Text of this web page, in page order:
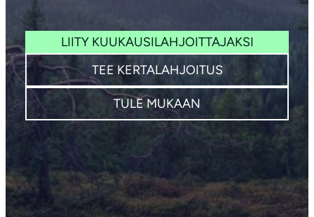
LIITY KUUKAUSILAHJOITTAJAKSI
TEE KERTALAHJOITUS
TULE MUKAAN